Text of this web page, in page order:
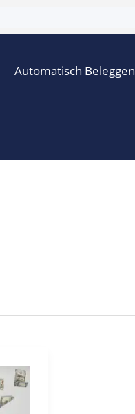
Automatisch Beleggen